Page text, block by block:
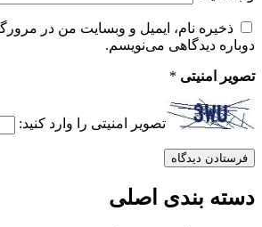
ذخیره نام، ایمیل و وبسایت من در
دوباره دیدگاهی می‌نویسم.
تصویر امنیتی *
تصویر امنیتی را وارد کنید:
دسته بندی اصلی